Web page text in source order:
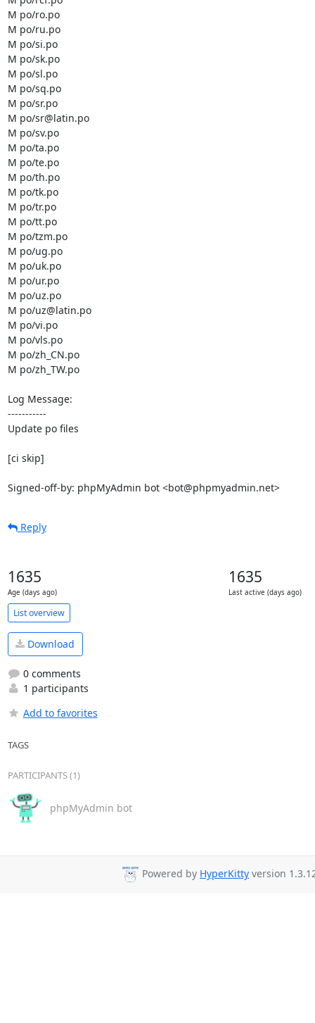
M po/ro.po
M po/ru.po
M po/si.po
M po/sk.po
M po/sl.po
M po/sq.po
M po/sr.po
M po/sr@latin.po
M po/sv.po
M po/ta.po
M po/te.po
M po/th.po
M po/tk.po
M po/tr.po
M po/tt.po
M po/tzm.po
M po/ug.po
M po/uk.po
M po/ur.po
M po/uz.po
M po/uz@latin.po
M po/vi.po
M po/vls.po
M po/zh_CN.po
M po/zh_TW.po
Log Message:
-----------
Update po files
[ci skip]
Signed-off-by: phpMyAdmin bot <bot@phpmyadmin.net>
Reply
1635
Age (days ago)
1635
Last active (days ago)
List overview
Download
0 comments
1 participants
Add to favorites
TAGS
PARTICIPANTS (1)
phpMyAdmin bot
Powered by HyperKitty version